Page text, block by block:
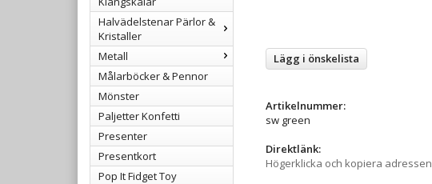
Halvädelstenar Pärlor &
Kristaller
Metall
Målarböcker & Pennor
Mönster
Paljetter Konfetti
Presenter
Presentkort
Pop It Fidget Toy
Lägg i önskelista
Artikelnummer:
sw green
Direktlänk:
Högerklicka och kopiera adressen